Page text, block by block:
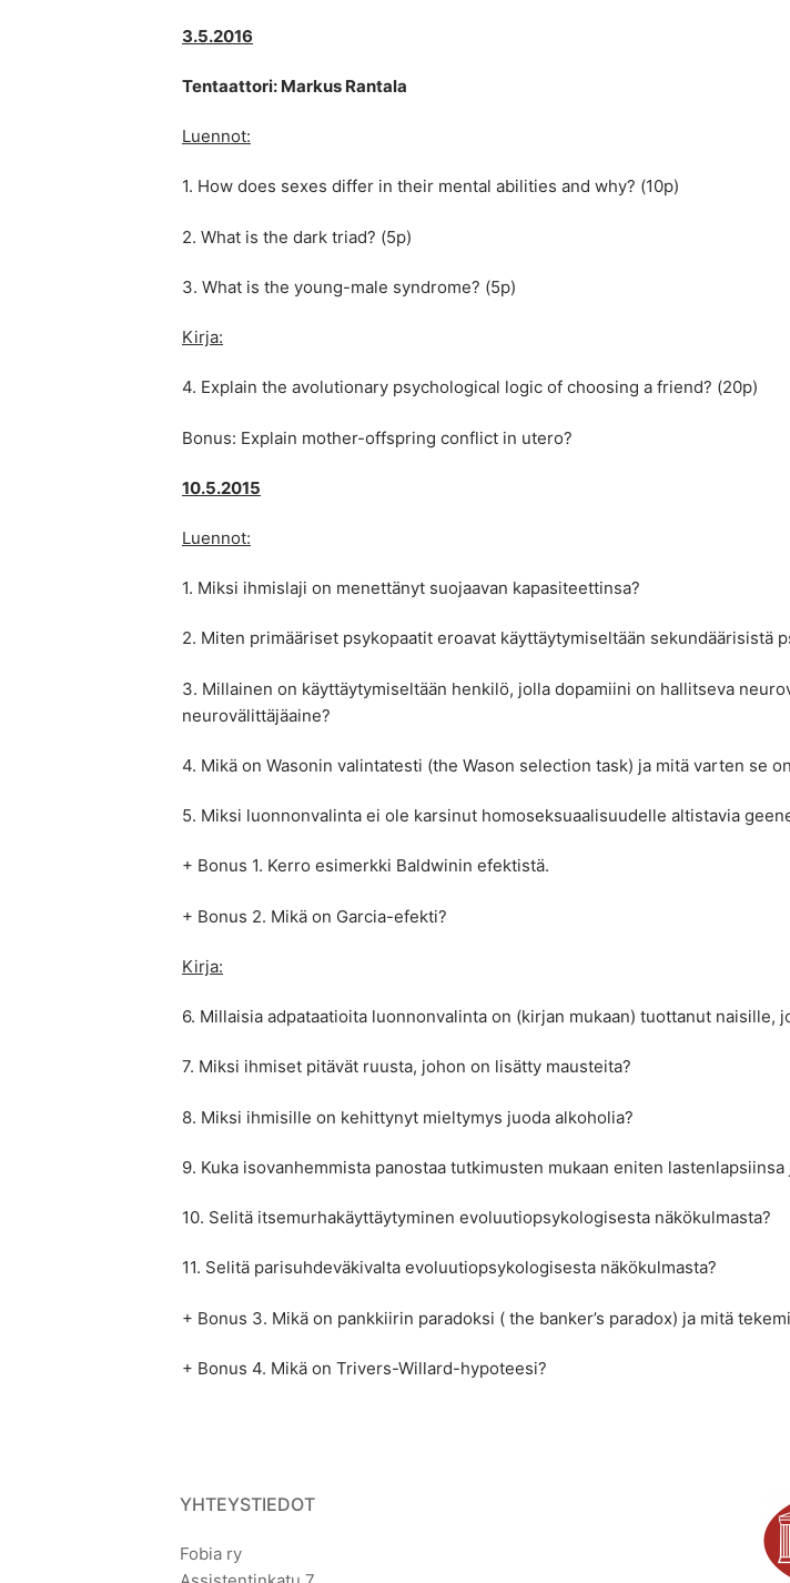
3.5.2016
Tentaattori: Markus Rantala
Luennot:
1. How does sexes differ in their mental abilities and why? (10p)
2. What is the dark triad? (5p)
3. What is the young-male syndrome? (5p)
Kirja:
4. Explain the avolutionary psychological logic of choosing a friend? (20p)
Bonus: Explain mother-offspring conflict in utero?
10.5.2015
Luennot:
1. Miksi ihmislaji on menettänyt suojaavan kapasiteettinsa?
2. Miten primääriset psykopaatit eroavat käyttäytymiseltään sekundäärisistä
3. Millainen on käyttäytymiseltään henkilö, jolla dopamiini on hallitseva
neurovälittäjäaine?
4. Mikä on Wasonin valintatesti (the Wason selection task) ja mitä varten se
5. Miksi luonnonvalinta ei ole karsinut homoseksuaalisuudelle altistavia
+ Bonus 1. Kerro esimerkki Baldwinin efektistä.
+ Bonus 2. Mikä on Garcia-efekti?
Kirja:
6. Millaisia adpataatioita luonnonvalinta on (kirjan mukaan) tuottanut
7. Miksi ihmiset pitävät ruusta, johon on lisätty mausteita?
8. Miksi ihmisille on kehittynyt mieltymys juoda alkoholia?
9. Kuka isovanhemmista panostaa tutkimusten mukaan eniten lastenlapsiinsa
10. Selitä itsemurhakäyttäytyminen evoluutiopsykologisesta näkökulmasta?
11. Selitä parisuhdeväkivalta evoluutiopsykologisesta näkökulmasta?
+ Bonus 3. Mikä on pankkiirin paradoksi ( the banker’s paradox) ja mitä
+ Bonus 4. Mikä on Trivers-Willard-hypoteesi?
YHTEYSTIEDOT
Fobia ry